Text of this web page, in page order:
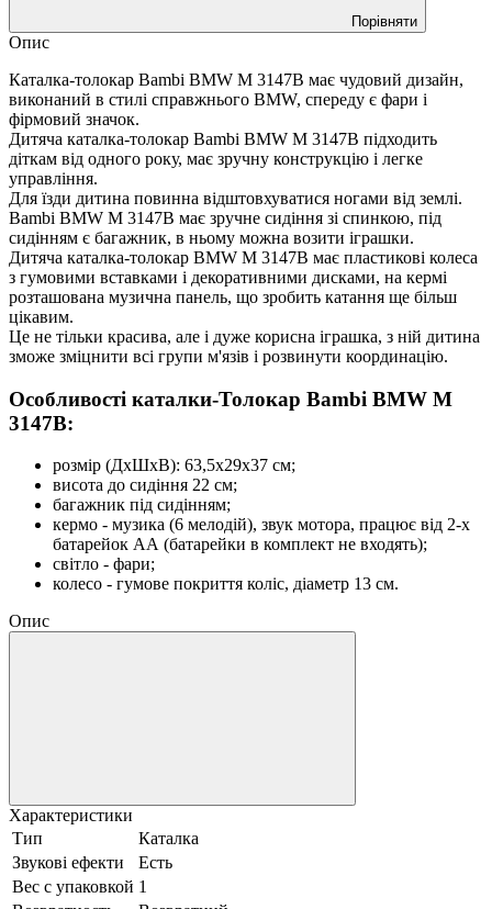
Порівняти
Опис
Каталка-толокар Bambi BMW M 3147B має чудовий дизайн,
виконаний в стилі справжнього BMW, спереду є фари і
фірмовий значок.
Дитяча каталка-толокар Bambi BMW M 3147B підходить
діткам від одного року, має зручну конструкцію і легке
управління.
Для їзди дитина повинна відштовхуватися ногами від землі.
Bambi BMW M 3147B має зручне сидіння зі спинкою, під
сидінням є багажник, в ньому можна возити іграшки.
Дитяча каталка-толокар BMW M 3147B має пластикові колеса
з гумовими вставками і декоративними дисками, на кермі
розташована музична панель, що зробить катання ще більш
цікавим.
Це не тільки красива, але і дуже корисна іграшка, з ній дитина
зможе зміцнити всі групи м'язів і розвинути координацію.
Особливості каталки-Толокар Bambi BMW M
3147B:
розмір (ДхШхВ): 63,5х29х37 см;
висота до сидіння 22 см;
багажник під сидінням;
кермо - музика (6 мелодій), звук мотора, працює від 2-х
батарейок АА (батарейки в комплект не входять);
світло - фари;
колесо - гумове покриття коліс, діаметр 13 см.
Опис
Характеристики
Тип
Каталка
Звукові ефекти
Есть
Вес с упаковкой 1